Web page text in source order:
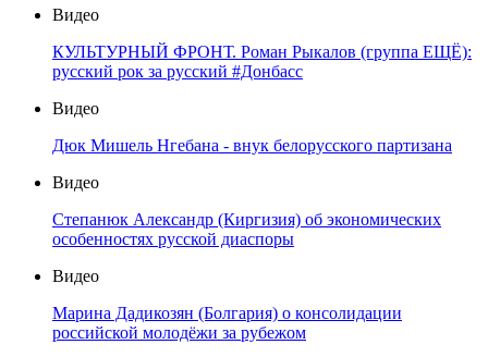
Видео
КУЛЬТУРНЫЙ ФРОНТ. Роман Рыкалов (группа ЕЩЁ):
русский рок за русский #Донбасс
Видео
Дюк Мишель Нгебана - внук белорусского партизана
Видео
Степанюк Александр (Киргизия) об экономических
особенностях русской диаспоры
Видео
Марина Дадикозян (Болгария) о консолидации
российской молодёжи за рубежом